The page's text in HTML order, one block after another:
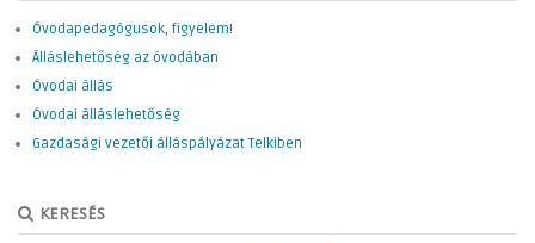
Óvodapedagógusok, figyelem!
Álláslehetőség az óvodában
Óvodai állás
Óvodai álláslehetőség
Gazdasági vezetői álláspályázat Telkiben
KERESÉS